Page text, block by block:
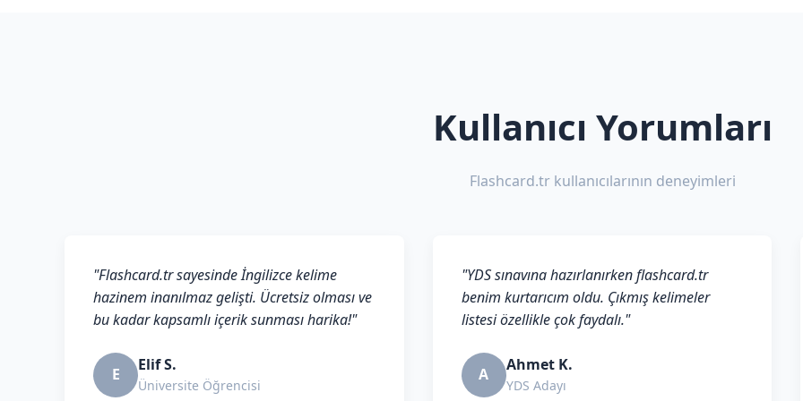
Kullanıcı Yorumları
Flashcard.tr kullanıcılarının deneyimleri
"Flashcard.tr sayesinde İngilizce kelime
hazinem inanılmaz gelişti. Ücretsiz olması ve
bu kadar kapsamlı içerik sunması harika!"
E Elif S.
Üniversite Öğrencisi
"YDS sınavına hazırlanırken flashcard.tr
benim kurtarıcım oldu. Çıkmış kelimeler
listesi özellikle çok faydalı."
A Ahmet K.
YDS Adayı